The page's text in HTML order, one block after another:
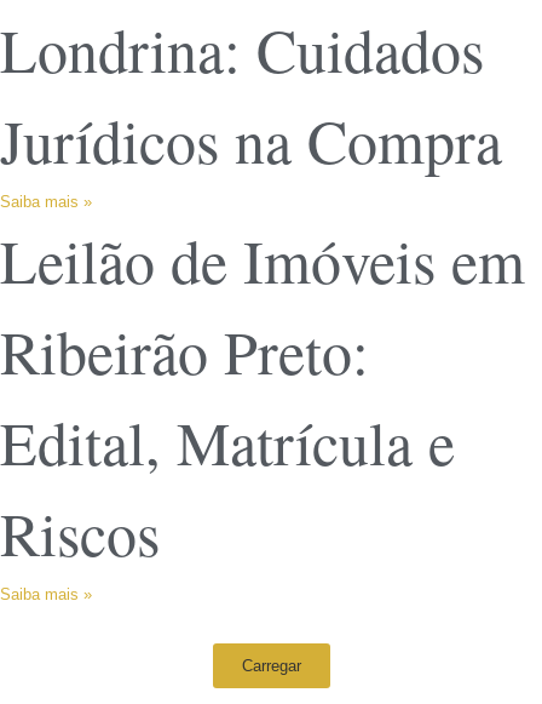
Londrina: Cuidados
Jurídicos na Compra
Saiba mais »
Leilão de Imóveis em
Ribeirão Preto:
Edital, Matrícula e
Riscos
Saiba mais »
Carregar